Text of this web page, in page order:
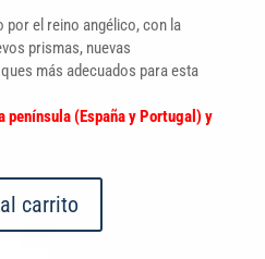
por el reino angélico, con la
prismas, nuevas
más adecuados para esta
península (España y Portugal) y
carrito